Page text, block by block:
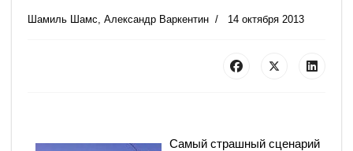
Шамиль Шамс, Александр Варкентин 14 октября 2013
Самый страшный сценарий